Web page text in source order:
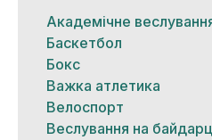
Академічне
Баскетбол
Бокс
Важка атлетика
Велоспорт
Веслування на